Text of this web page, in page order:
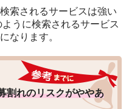
索されるサービスは強い
うに検索されるサービス
なります。
割れのリスクがややあ